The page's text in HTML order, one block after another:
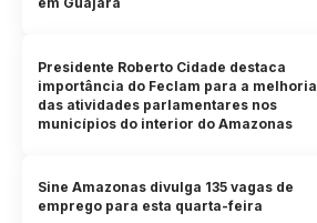
Presidente Roberto Cidade destaca
importância do Feclam para a melhoria
das atividades parlamentares nos
municípios do interior do Amazonas
Sine Amazonas divulga 135 vagas de
emprego para esta quarta-feira